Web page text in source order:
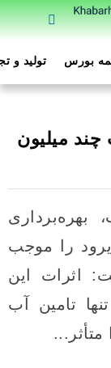
بورس تولید و
چند میلیون
را موجب
اثرات این
تامین آب